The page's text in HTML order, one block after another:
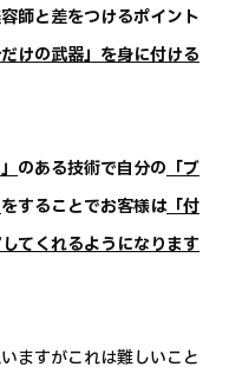
師と差をつけるポイント
けの武器」を身に付ける
のある技術で自分の 「ブ
をすることでお客様は「付
てくれるようになります
ますがこれは難しいこと